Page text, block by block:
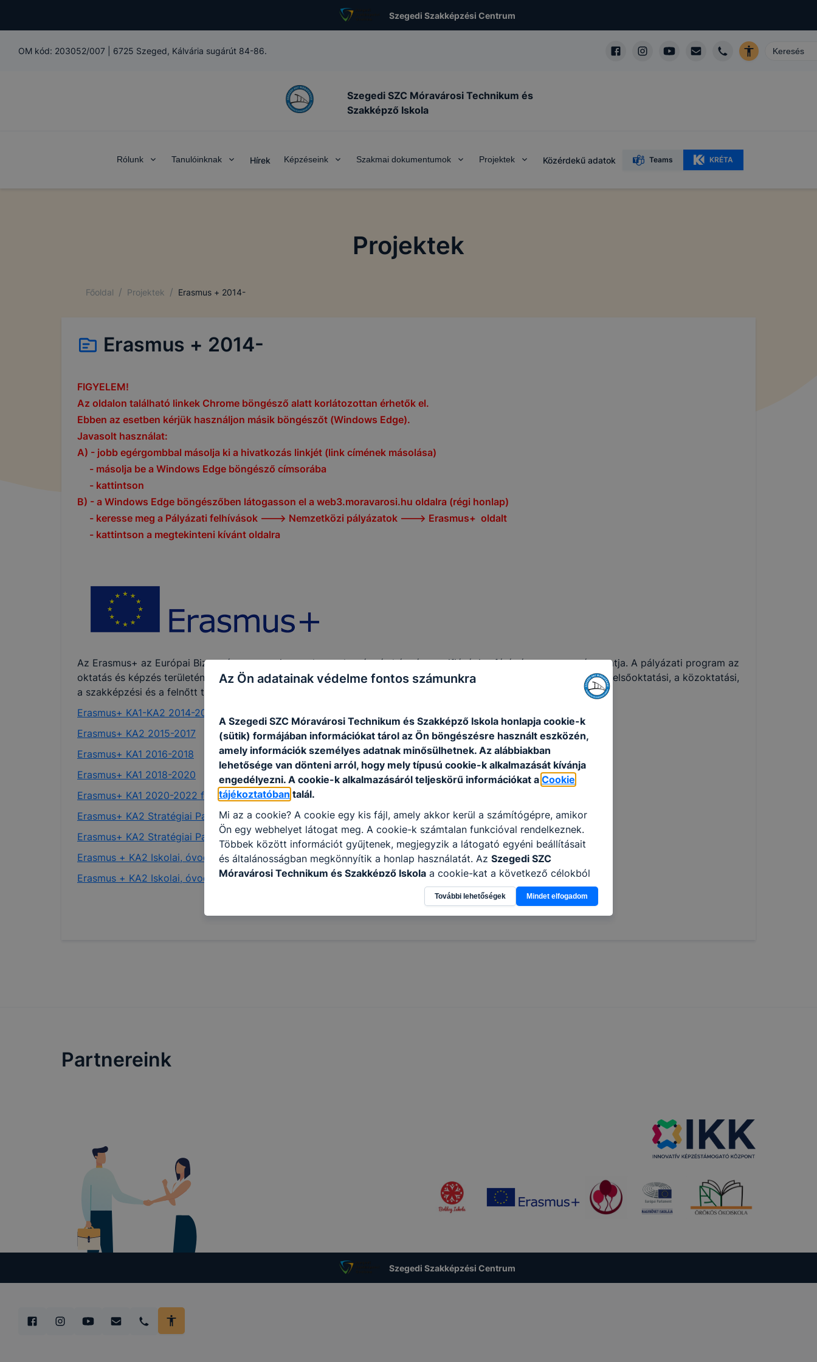
Szegedi Szakképzési Centrum
OM kód: 203052/007 6725 Szeged, Kálvária sugárút 84-86.
Szegedi SZC Móravárosi Technikum és
Szakképző Iskola
Rólunk Tanulóinknak Hírek Képzéseink Szakmai dokumentumok Projektek Közérdekű adatok Teams KRÉTA
Projektek
Főoldal / Projektek / Erasmus + 2014-
Erasmus + 2014-
FIGYELEM!
Az oldalon található linkek Chrome böngésző alatt korlátozottan érhetők el.
Ebben az esetben kérjük használjon másik böngészőt (Windows Edge).
Javasolt használat:
A) - jobb egérgombbal másolja ki a hivatkozás linkjét (link címének másolása)
- másolja be a Windows Edge böngésző címsorába
- kattintson
B) - a Windows Edge böngészőben látogasson el a web3.moravarosi.hu oldalra (régi honlap)
- keresse meg a Pályázati felhívások ---> Nemzetközi pályázatok ---> Erasmus+ oldalt
- kattintson a megtekinteni kívánt oldalra
Az Erasmus+ az Európai Bizottság programja, amely az oktatást és képzést, az ifjúsági szférát és a sportot támogatja. A pályázati program az
oktatás és képzés területén mobilitási, partnerségi és szakpolitikai tevékenységek megvalósítását teszi lehetővé a felsőoktatási, a közoktatási,
a szakképzési és a felnőtt tanulási szektorokban.
Erasmus+ KA1-KA2 2014-2016
Erasmus+ KA2 2015-2017
Erasmus+ KA1 2016-2018
Erasmus+ KA1 2018-2020
Erasmus+ KA1 2020-2022 folyamatban
Erasmus+ KA2 Stratégiai Partnerség 2016-2018
Erasmus+ KA2 Stratégiai Partnerség 2017-2020
Erasmus + KA2 Iskolai, óvodai partnerségek 2018-2020
Erasmus + KA2 Iskolai, óvodai partnerségek 2020-2022 - folyamatban
Partnereink
Szegedi Szakképzési Centrum
Az Ön adatainak védelme fontos számunkra
A Szegedi SZC Móravárosi Technikum és Szakképző Iskola honlapja cookie-k
(sütik) formájában információkat tárol az Ön böngészésre használt eszközén,
amely információk személyes adatnak minősülhetnek. Az alábbiakban
lehetősége van dönteni arról, hogy mely típusú cookie-k alkalmazását kívánja
engedélyezni. A cookie-k alkalmazásáról teljeskörű információkat a Cookie
tájékoztatóban talál.
Mi az a cookie? A cookie egy kis fájl, amely akkor kerül a számítógépre, amikor
Ön egy webhelyet látogat meg. A cookie-k számtalan funkcióval rendelkeznek.
Többek között információt gyűjtenek, megjegyzik a látogató egyéni beállításait
és általánosságban megkönnyítik a honlap használatát. Az Szegedi SZC
Móravárosi Technikum és Szakképző Iskola a cookie-kat a következő célokból
használja: információ gyűjtése azzal kapcsolatban, hogyan használja Ön a
honlapot -annak felmérésével, hogy a honlap melyik részeit látogatja, vagy
használja leginkább, így megtudhatjuk, hogyan biztosítsunk Önnek még jobb
További lehetőségek Mindet elfogadom